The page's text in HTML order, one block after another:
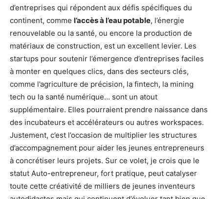
d’entreprises qui répondent aux défis spécifiques du
continent, comme l’accès à l’eau potable, l’énergie
renouvelable ou la santé, ou encore la production de
matériaux de construction, est un excellent levier. Les
startups pour soutenir l’émergence d’entreprises faciles
à monter en quelques clics, dans des secteurs clés,
comme l’agriculture de précision, la fintech, la mining
tech ou la santé numérique… sont un atout
supplémentaire. Elles pourraient prendre naissance dans
des incubateurs et accélérateurs ou autres workspaces.
Justement, c’est l’occasion de multiplier les structures
d’accompagnement pour aider les jeunes entrepreneurs
à concrétiser leurs projets. Sur ce volet, je crois que le
statut Auto-entrepreneur, fort pratique, peut catalyser
toute cette créativité de milliers de jeunes inventeurs